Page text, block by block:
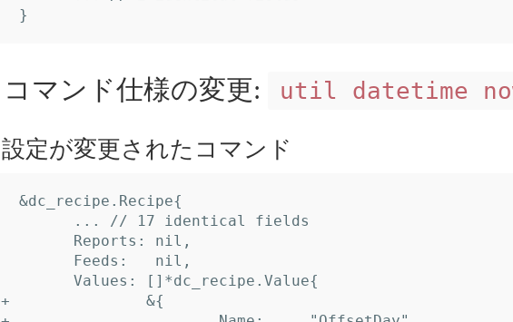
コマンド仕様の変更: util datetime
設定が変更されたコマンド
+ 		&{